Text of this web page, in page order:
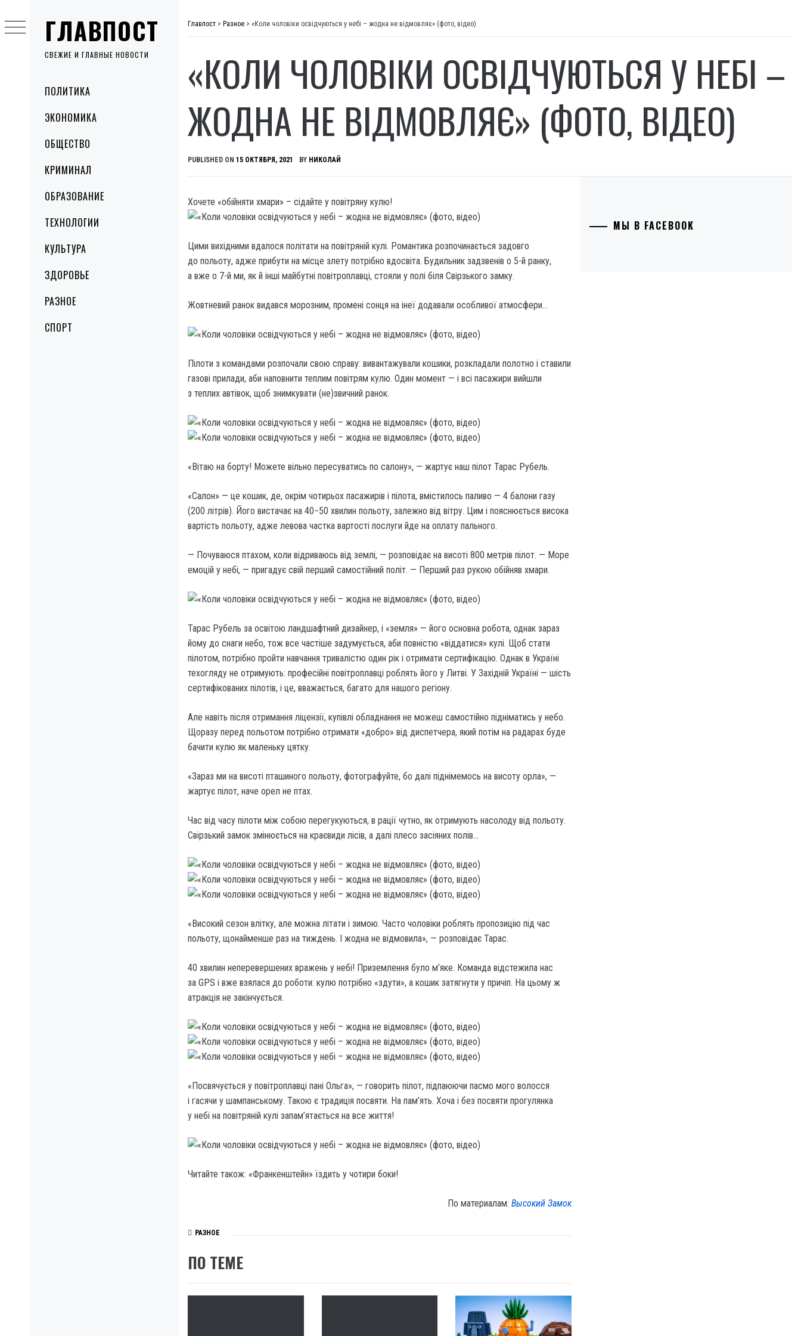
ГЛАВПОСТ
СВЕЖИЕ И ГЛАВНЫЕ НОВОСТИ
MenuПОЛИТИКА
ЭКОНОМИКА
ОБЩЕСТВО
КРИМИНАЛ
ОБРАЗОВАНИЕ
ТЕХНОЛОГИИ
КУЛЬТУРА
ЗДОРОВЬЕ
РАЗНОЕ
СПОРТ
to
content
Главпост > Разное > «Коли чоловіки освідчуються у небі – жодна не відмовляє» (фото, відео)
«КОЛИ ЧОЛОВІКИ ОСВІДЧУЮТЬСЯ У НЕБІ –
ЖОДНА НЕ ВІДМОВЛЯЄ» (ФОТО, ВІДЕО)
PUBLISHED ON 15 ОКТЯБРЯ, 2021 BY НИКОЛАЙ
Хочете «обійняти хмари» – сідайте у повітряну кулю!
Цими вихідними вдалося політати на повітряній кулі. Романтика розпочинається задовго
до польоту, адже прибути на місце злету потрібно вдосвіта. Будильник задзвенів о 5-й ранку,
а вже о 7-й ми, як й інші майбутні повітроплавці, стояли у полі біля Свірзького замку.
Жовтневий ранок ви­дався морозним, про­мені сонця на інеї дода­вали особливої атмосфери…
Пілоти з командами розпоча­ли свою справу: вивантажували кошики, розкладали полотно і ставили
газові прилади, аби на­повнити теплим повітрям кулю. Один момент — і всі пасажири вийшли
з теплих автівок, щоб знимкувати (не)звичний ранок.
«Вітаю на борту! Можете вільно пересуватись по сало­ну», — жартує наш пілот Тарас Рубель.
«Салон» — це кошик, де, окрім чотирьох пасажирів і пілота, вмістилось паливо — 4 балони газу
(200 літрів). Його вистачає на 40−50 хвилин польоту, залеж­но від вітру. Цим і пояснюється висока
вартість польоту, адже левова частка вартості послуги йде на оплату пального.
— Почуваюся птахом, коли відриваюсь від землі, — розпові­дає на висоті 800 метрів пілот. — Море
емоцій у небі, — пригадує свій перший самостійний по­літ. — Перший раз рукою обійняв хмари.
Тарас Рубель за освітою ландшафтний дизайнер, і «зем­ля» — його основна робота, од­нак зараз
йому до снаги небо, тож все частіше задумується, аби повністю «віддатися» кулі. Щоб стати
пілотом, потріб­но пройти навчання триваліс­тю один рік і отримати сертифі­кацію. Однак в Україні
техогляду не отримують: професійні пові­троплавці роблять його у Литві. У Західній Україні — шість
сер­тифікованих пілотів, і це, вважа­ється, багато для нашого регіо­ну.
Але навіть після отриман­ня ліцензії, купівлі обладнання не можеш самостійно підніма­тись у небо.
Щоразу перед по­льотом потрібно отримати «до­бро» від диспетчера, який потім на радарах буде
бачити кулю як маленьку цятку.
«Зараз ми на висоті пташиного польоту, фо­тографуйте, бо далі підніме­мось на висоту орла», —
жартує пілот, наче орел не птах.
Час від часу пілоти між собою перегукуються, в рації чутно, як отримують насолоду від польо­ту.
Свірзький замок змінюється на краєвиди лісів, а далі плесо засіяних полів…
«Високий сезон влітку, але можна літати і зимою. Часто чо­ловіки роблять пропозицію під час
польоту, щонайменше раз на тиждень. І жодна не відмови­ла», — розповідає Тарас.
40 хвилин неперевершених вражень у небі! Приземлення було м’яке. Команда відстежи­ла нас
за GPS і вже взялася до роботи: кулю потрібно «здути», а кошик затягнути у причіп. На цьому ж
атракція не закінчуєть­ся.
«Посвячується у повітроплав­ці пані Ольга», — говорить пі­лот, підпаюючи пасмо мого во­лосся
і гасячи у шампанському. Такою є традиція посвяти. На пам’ять. Хоча і без посвяти про­гулянка
у небі на повітряній кулі запам’ятається на все життя!
Читайте також: «Франкенштейн» їздить у чотири боки!
По материалам:Высокий Замок
РАЗНОЕ
ПО ТЕМЕ
МЫ В FACEBOOK